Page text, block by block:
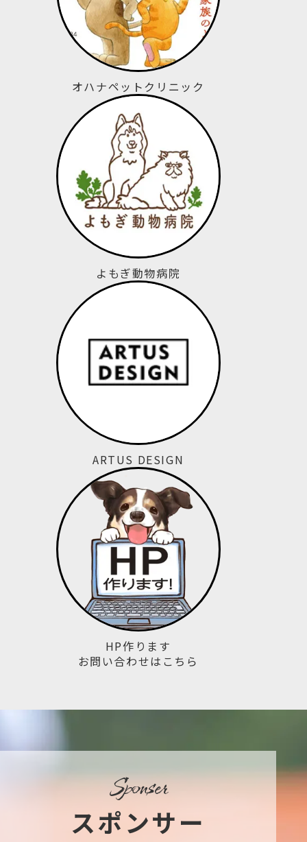
オハナペットクリニック
よもぎ動物病院
ARTUS DESIGN
HP作ります
お問い合わせはこちら
スポンサー
sponser